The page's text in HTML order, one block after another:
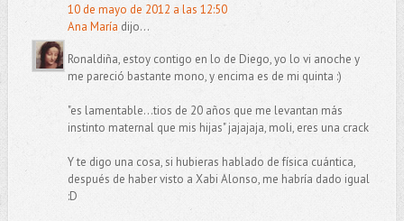
10 de mayo de 2012 a las 12:50
Ana María dijo...
Ronaldiña, estoy contigo en lo de Diego, yo lo vi anoche y
me pareció bastante mono, y encima es de mi quinta :)
"es lamentable...tios de 20 años que me levantan más
instinto maternal que mis hijas" jajajaja, moli, eres una crack
Y te digo una cosa, si hubieras hablado de física cuántica,
después de haber visto a Xabi Alonso, me habría dado igual
:D